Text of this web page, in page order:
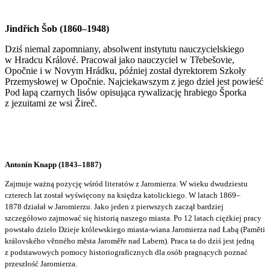
Jindřich Šob (1860–1948)
Dziś niemal zapomniany, absolwent instytutu nauczycielskiego
w Hradcu Králové. Pracował jako nauczyciel w Třebešovie,
Opočnie i w Novym Hrádku, później został dyrektorem Szkoły
Przemysłowej w Opočnie. Najciekawszym z jego dzieł jest powieść
Pod łapą czarnych lisów opisująca rywalizację hrabiego Šporka
z jezuitami ze wsi Žireč.
Antonín Knapp (1843–1887)
Zajmuje ważną pozycję wśród literatów z Jaromierza. W wieku dwudziestu
czterech lat został wyświęcony na księdza katolickiego. W latach 1869–
1878 działał w Jaromierzu. Jako jeden z pierwszych zaczął bardziej
szczegółowo zajmować się historią naszego miasta. Po 12 latach ciężkiej pracy
powstało dzieło Dzieje królewskiego miasta-wiana Jaromierza nad Łabą (Paměti
královského věnného města Jaroměře nad Labem). Praca ta do dziś jest jedną
z podstawowych pomocy historiograficznych dla osób pragnących poznać
przeszłość Jaromierza.